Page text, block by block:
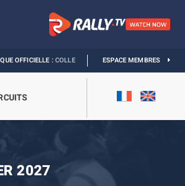
:COLLECTION GRAND PRIX IEXPOSITION
ESPACE MEMBRES
2027